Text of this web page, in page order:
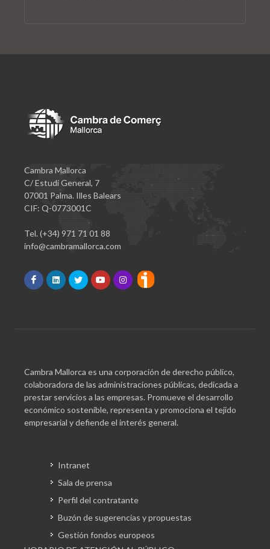
Cambra Mallorca
C/ Estudi General, 7
07001 Palma. Illes Balears
CIF: Q-0773001C
Tel. (+34) 971 71 01 88
info@cambramallorca.com
Cambra Mallorca es una corporación de derecho público,
colaboradora de las administraciones públicas, dedicada a
prestar servicios a las empresas. Promueve el desarrollo
económico sostenible, representa y promociona el tejido
empresarial y defiende el interés general.
Intranet
Sala de prensa
Perfil del contratante
Buzón de sugerencias y propuestas
Gestión fondos europeos